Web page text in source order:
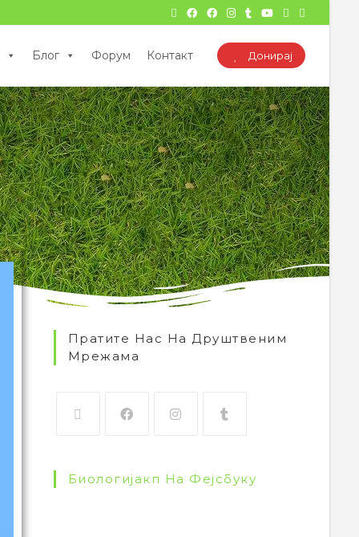
Донирај
Блог Форум Контакт
Пратите Нас На Друштвеним
Мрежама
Биологијакп На Фејсбуку